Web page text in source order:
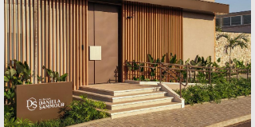
CLÍNICA D | S